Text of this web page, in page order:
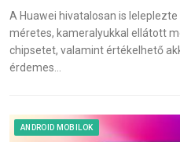
A Huawei hivatalosan is
méretes, kameralyukkal ellátott
chipsetet, valamint értékelhető
érdemes…
ANDROID MOBILOK